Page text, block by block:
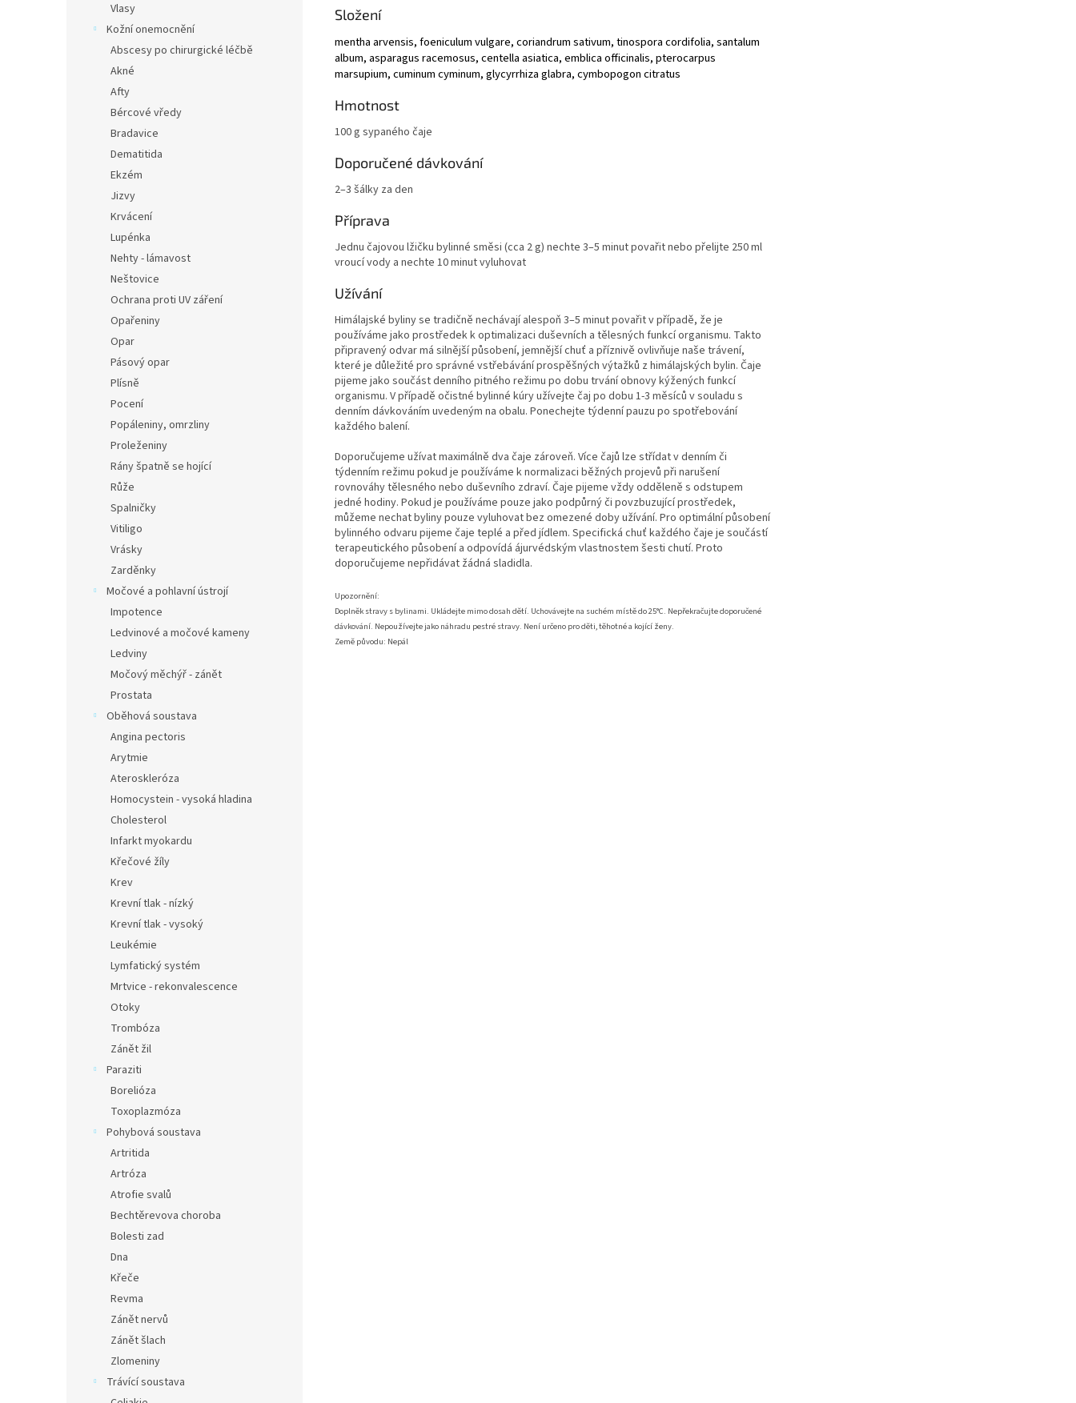
Vlasy
Kožní onemocnění
Abscesy po chirurgické léčbě
Akné
Afty
Bércové vředy
Bradavice
Dematitida
Ekzém
Jizvy
Krvácení
Lupénka
Nehty - lámavost
Neštovice
Ochrana proti UV záření
Opařeniny
Opar
Pásový opar
Plísně
Pocení
Popáleniny, omrzliny
Proleženiny
Rány špatně se hojící
Růže
Spalničky
Vitiligo
Vrásky
Zarděnky
Močové a pohlavní ústrojí
Impotence
Ledvinové a močové kameny
Ledviny
Močový měchýř - zánět
Prostata
Oběhová soustava
Angina pectoris
Arytmie
Ateroskleróza
Homocystein - vysoká hladina
Cholesterol
Infarkt myokardu
Křečové žíly
Krev
Krevní tlak - nízký
Krevní tlak - vysoký
Leukémie
Lymfatický systém
Mrtvice - rekonvalescence
Otoky
Trombóza
Zánět žil
Paraziti
Borelióza
Toxoplazmóza
Pohybová soustava
Artritida
Artróza
Atrofie svalů
Bechtěrevova choroba
Bolesti zad
Dna
Křeče
Revma
Zánět nervů
Zánět šlach
Zlomeniny
Trávící soustava
Složení
menthaarvensis,foeniculumvulgare,coriandrumsativum,tinosporacordifolia,santalum
album,asparagusracemosus,centellaasiatica,emblicaofficinalis,pterocarpus
marsupium,cuminumcyminum,glycyrrhizaglabra,cymbopogoncitratus
Hmotnost
100 g sypaného čaje
Doporučené dávkování
2–3 šálky za den
Příprava
Jednu čajovou lžičku bylinné směsi (cca 2 g) nechte 3–5 minut povařit nebo přelijte 250 ml
vroucí vody a nechte 10 minut vyluhovat
Užívání
Himálajské byliny se tradičně nechávají alespoň 3–5 minut povařit v případě, že je
používáme jako prostředek k optimalizaci duševních a tělesných funkcí organismu. Takto
připravený odvar má silnější působení, jemnější chuť a příznivě ovlivňuje naše trávení,
které je důležité pro správné vstřebávání prospěšných výtažků z himálajských bylin. Čaje
pijeme jako součást denního pitného režimu po dobu trvání obnovy kýžených funkcí
organismu. V případě očistné bylinné kúry užívejte čaj po dobu 1-3 měsíců v souladu s
denním dávkováním uvedeným na obalu. Ponechejte týdenní pauzu po spotřebování
každého balení.
Doporučujeme užívat maximálně dva čaje zároveň. Více čajů lze střídat v denním či
týdenním režimu pokud je používáme k normalizaci běžných projevů při narušení
rovnováhy tělesného nebo duševního zdraví. Čaje pijeme vždy odděleně s odstupem
jedné hodiny. Pokud je používáme pouze jako podpůrný či povzbuzující prostředek,
můžeme nechat byliny pouze vyluhovat bez omezené doby užívání. Pro optimální působení
bylinného odvaru pijeme čaje teplé a před jídlem. Specifická chuť každého čaje je součástí
terapeutického působení a odpovídá ájurvédským vlastnostem šesti chutí. Proto
doporučujeme nepřidávat žádná sladidla.
Upozornění:
Doplněk stravy s bylinami. Ukládejte mimo dosah dětí. Uchovávejte na suchém místě do 25°C. Nepřekračujte doporučené
dávkování. Nepoužívejte jako náhradu pestré stravy. Není určeno pro děti, těhotné a kojící ženy.
Země původu: Nepál